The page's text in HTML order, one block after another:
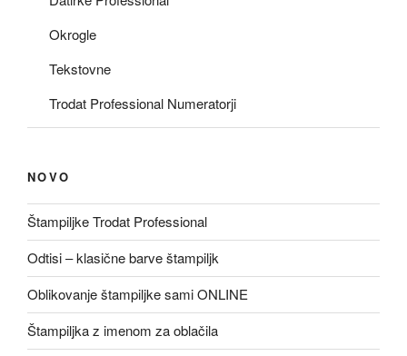
Okrogle
Tekstovne
Trodat Professional Numeratorji
NOVO
Štampiljke Trodat Professional
Odtisi – klasične barve štampiljk
Oblikovanje štampiljke sami ONLINE
Štampiljka z imenom za oblačila